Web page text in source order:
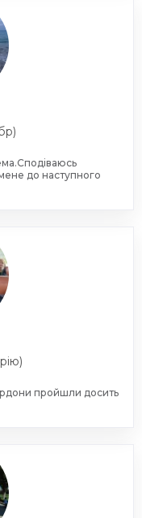
до наступного
пройшли досить